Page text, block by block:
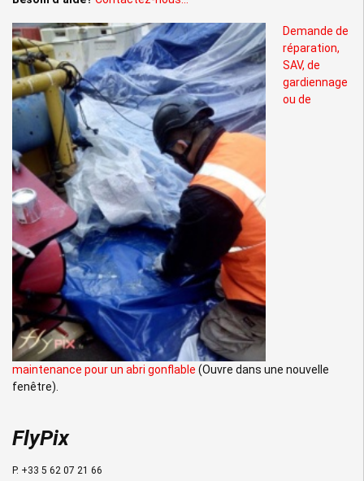
Demande de
réparation,
SAV, de
gardiennage
ou de
maintenance pour un abri gonflable (Ouvre dans une nouvelle
fenêtre).
FlyPix
P. +33 5 62 07 21 66